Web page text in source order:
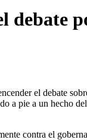
debate
el debate
a pie a un hecho
contra el